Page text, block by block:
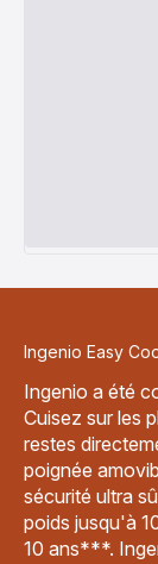
Ingenio Easy
Ingenio a été
Cuisez sur les
restes
poignée
sécurité ultra
poids jusqu'à
10 ans***.